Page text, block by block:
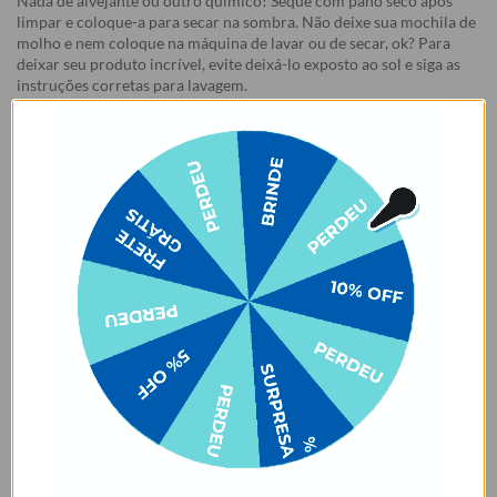
limpar e coloque-a para secar na sombra. Não deixe sua mochila de
molho e nem coloque na máquina de lavar ou de secar, ok? Para
deixar seu produto incrível, evite deixá-lo exposto ao sol e siga as
instruções corretas para lavagem.
Nossas bolsas e bolsas térmicas em tons claros 👜🤍 merecem um
cuidado especial no dia a dia! Evite o contato ou atrito com tecidos
que soltam tinta, como calças jeans 👖 ou roupas escuras 🖤. Isso
pode causar manchas permanentes devido à migração de cor. ⚠️
Manchas desse tipo são consideradas mau uso e não estão cobertas
pela garantia.
a variante de cor off white traz um toque
especial com um leve tom de rosa. 🌸🥰✨
Arrependimento
- Os nossos produtos personalizados (estampados ou
customizados com nome/foto
) são feitos especialmente para você,
de acordo com a opção escolhida no momento da compra.